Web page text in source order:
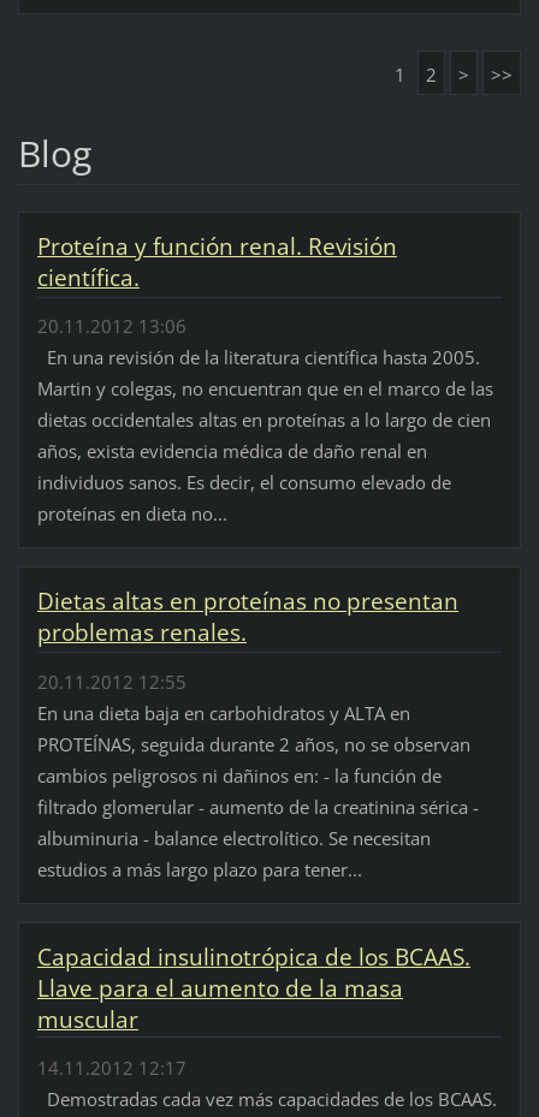
1 2 > >>
Blog
Proteína y función renal. Revisión
científica.
20.11.2012 13:06
En una revisión de la literatura científica hasta 2005.
Martin y colegas, no encuentran que en el marco de las
dietas occidentales altas en proteínas a lo largo de cien
años, exista evidencia médica de daño renal en
individuos sanos. Es decir, el consumo elevado de
proteínas en dieta no...
Dietas altas en proteínas no presentan
problemas renales.
20.11.2012 12:55
En una dieta baja en carbohidratos y ALTA en
PROTEÍNAS, seguida durante 2 años, no se observan
cambios peligrosos ni dañinos en: - la función de
filtrado glomerular - aumento de la creatinina sérica -
albuminuria - balance electrolítico. Se necesitan
estudios a más largo plazo para tener...
Capacidad insulinotrópica de los BCAAS.
Llave para el aumento de la masa
muscular
14.11.2012 12:17
Demostradas cada vez más capacidades de los BCAAS.